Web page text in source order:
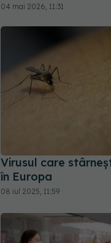
04 mai 2026, 11:31
Virusul care
în Europa
08 iul 2025, 11:59